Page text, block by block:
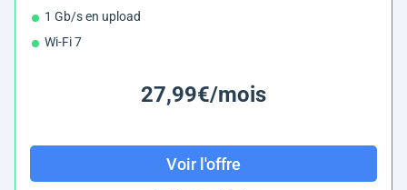
1 Gb/s en upload
Wi-Fi 7
27,99€/mois
Voir l'offre